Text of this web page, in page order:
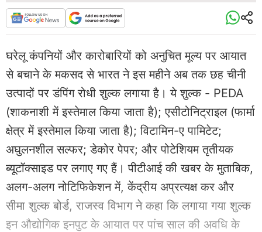
घरेलू कंपनियों और कारोबारियों को अनुचित मूल्य पर आयात
से बचाने के मकसद से भारत ने इस महीने अब तक छह चीनी
उत्पादों पर डंपिंग रोधी शुल्क लगाया है। ये शुल्क - PEDA
(शाकनाशी में इस्तेमाल किया जाता है); एसीटोनिट्राइल (फार्मा
क्षेत्र में इस्तेमाल किया जाता है); विटामिन-ए पामिटेट;
अघुलनशील सल्फर; डेकोर पेपर; और पोटेशियम तृतीयक
ब्यूटॉक्साइड पर लगाए गए हैं। पीटीआई की खबर के मुताबिक,
अलग-अलग नोटिफिकेशन में, केंद्रीय अप्रत्यक्ष कर और
सीमा शुल्क बोर्ड, राजस्व विभाग ने कहा कि लगाया गया शुल्क
इन औद्योगिक इनपुट के आयात पर पांच साल की अवधि के